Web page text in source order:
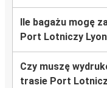
Ile bagażu mogę
Port Lotniczy
Czy muszę
trasie Port